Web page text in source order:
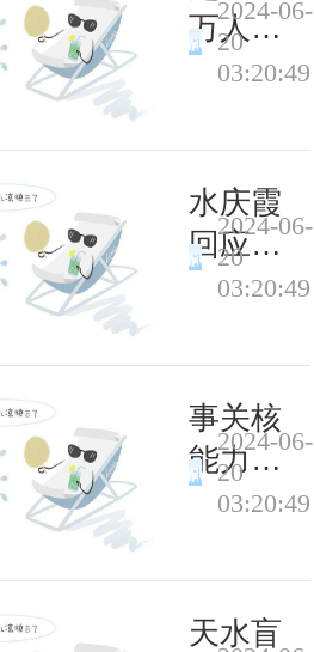
峪关
市：将
查
万人开
通 个人
账户该
怎么
用？
2024-06-
20
03:20:49
水庆霞
回应用
人质
否留任
女足帅
位尚无
定论
2024-06-
20
03:20:49
事关核
能力，
朝鲜召
会议
2024-06-
20
03:20:49
天水盲